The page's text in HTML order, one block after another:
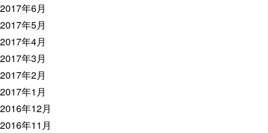
2017年6月
2017年5月
2017年4月
2017年3月
2017年2月
2017年1月
2016年12月
2016年11月